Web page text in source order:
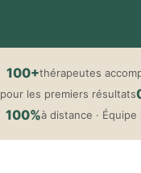
100+thérapeutes
pour les premiers résultats
100%à distance · Équipe